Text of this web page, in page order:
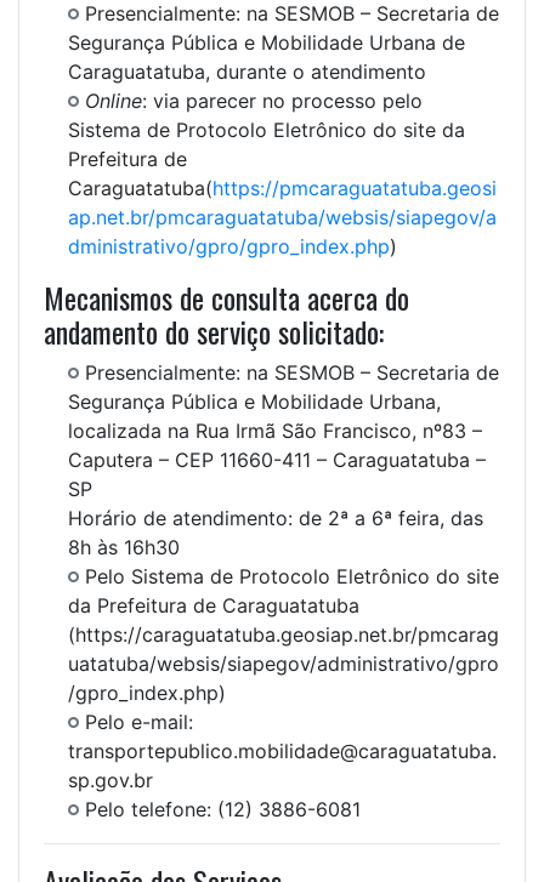
Presencialmente: na SESMOB – Secretaria de
Segurança Pública e Mobilidade Urbana de
Caraguatatuba, durante o atendimento
Online: via parecer no processo pelo
Sistema de Protocolo Eletrônico do site da
Prefeitura de
Caraguatatuba(https://pmcaraguatatuba.geosi
ap.net.br/pmcaraguatatuba/websis/siapegov/a
dministrativo/gpro/gpro_index.php)
Mecanismos de consulta acerca do
andamento do serviço solicitado:
Presencialmente: na SESMOB – Secretaria de
Segurança Pública e Mobilidade Urbana,
localizada na Rua Irmã São Francisco, nº83 –
Caputera – CEP 11660-411 – Caraguatatuba –
SP
Horário de atendimento: de 2ª a 6ª feira, das
8h às 16h30
Pelo Sistema de Protocolo Eletrônico do site
da Prefeitura de Caraguatatuba
(https://caraguatatuba.geosiap.net.br/pmcarag
uatatuba/websis/siapegov/administrativo/gpro
/gpro_index.php)
Pelo e-mail:
transportepublico.mobilidade@caraguatatuba.
sp.gov.br
Pelo telefone: (12) 3886-6081